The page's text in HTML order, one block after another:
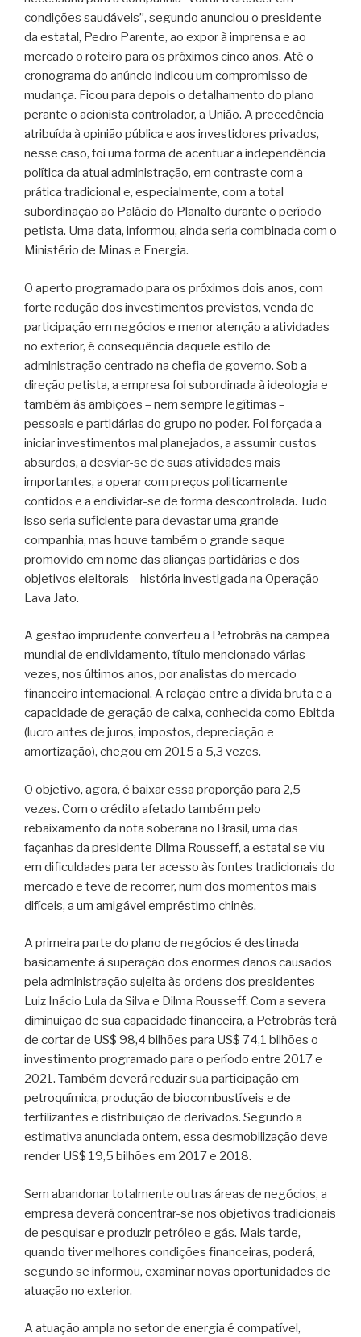
condições saudáveis”, segundo anunciou o presidente
da estatal, Pedro Parente, ao expor à imprensa e ao
mercado o roteiro para os próximos cinco anos. Até o
cronograma do anúncio indicou um compromisso de
mudança. Ficou para depois o detalhamento do plano
perante o acionista controlador, a União. A precedência
atribuída à opinião pública e aos investidores privados,
nesse caso, foi uma forma de acentuar a independência
política da atual administração, em contraste com a
prática tradicional e, especialmente, com a total
subordinação ao Palácio do Planalto durante o período
petista. Uma data, informou, ainda seria combinada com o
Ministério de Minas e Energia.
O aperto programado para os próximos dois anos, com
forte redução dos investimentos previstos, venda de
participação em negócios e menor atenção a atividades
no exterior, é consequência daquele estilo de
administração centrado na chefia de governo. Sob a
direção petista, a empresa foi subordinada à ideologia e
também às ambições – nem sempre legítimas –
pessoais e partidárias do grupo no poder. Foi forçada a
iniciar investimentos mal planejados, a assumir custos
absurdos, a desviar-se de suas atividades mais
importantes, a operar com preços politicamente
contidos e a endividar-se de forma descontrolada. Tudo
isso seria suficiente para devastar uma grande
companhia, mas houve também o grande saque
promovido em nome das alianças partidárias e dos
objetivos eleitorais – história investigada na Operação
Lava Jato.
A gestão imprudente converteu a Petrobrás na campeã
mundial de endividamento, título mencionado várias
vezes, nos últimos anos, por analistas do mercado
financeiro internacional. A relação entre a dívida bruta e a
capacidade de geração de caixa, conhecida como Ebitda
(lucro antes de juros, impostos, depreciação e
amortização), chegou em 2015 a 5,3 vezes.
O objetivo, agora, é baixar essa proporção para 2,5
vezes. Com o crédito afetado também pelo
rebaixamento da nota soberana no Brasil, uma das
façanhas da presidente Dilma Rousseff, a estatal se viu
em dificuldades para ter acesso às fontes tradicionais do
mercado e teve de recorrer, num dos momentos mais
difíceis, a um amigável empréstimo chinês.
A primeira parte do plano de negócios é destinada
basicamente à superação dos enormes danos causados
pela administração sujeita às ordens dos presidentes
Luiz Inácio Lula da Silva e Dilma Rousseff. Com a severa
diminuição de sua capacidade financeira, a Petrobrás terá
de cortar de US$ 98,4 bilhões para US$ 74,1 bilhões o
investimento programado para o período entre 2017 e
2021. Também deverá reduzir sua participação em
petroquímica, produção de biocombustíveis e de
fertilizantes e distribuição de derivados. Segundo a
estimativa anunciada ontem, essa desmobilização deve
render US$ 19,5 bilhões em 2017 e 2018.
Sem abandonar totalmente outras áreas de negócios, a
empresa deverá concentrar-se nos objetivos tradicionais
de pesquisar e produzir petróleo e gás. Mais tarde,
quando tiver melhores condições financeiras, poderá,
segundo se informou, examinar novas oportunidades de
atuação no exterior.
A atuação ampla no setor de energia é compatível,